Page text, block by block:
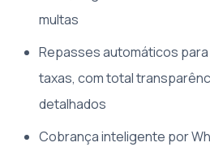
multas
Repasses automáticos
taxas, com total
detalhados
Cobrança inteligente por